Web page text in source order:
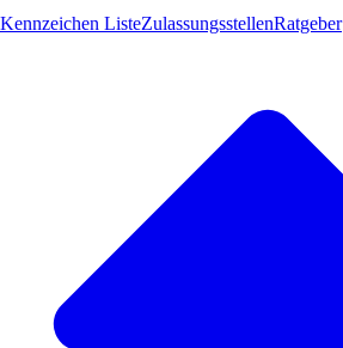
Kennzeichen ListeZulassungsstellenRatgeber